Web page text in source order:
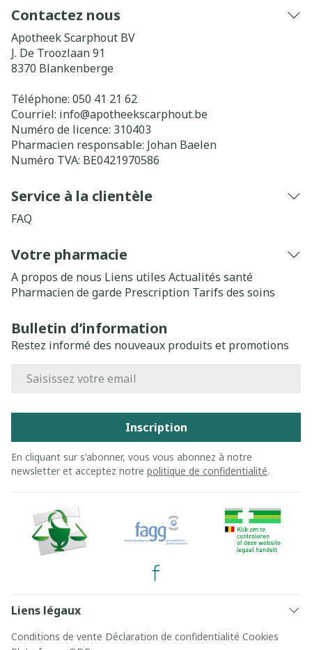
Contactez nous
Apotheek Scarphout BV
J. De Troozlaan 91
8370 Blankenberge
Téléphone: 050 41 21 62
Courriel: info@apotheekscarphout.be
Numéro de licence: 310403
Pharmacien responsable: Johan Baelen
Numéro TVA: BE0421970586
Service à la clientèle
FAQ
Votre pharmacie
A propos de nous Liens utiles Actualités santé
Pharmacien de garde Prescription Tarifs des soins
Bulletin d’information
Restez informé des nouveaux produits et promotions
Inscription
En cliquant sur s'abonner, vous vous abonnez à notre
newsletter et acceptez notre politique de confidentialité.
Liens légaux
Conditions de vente Déclaration de confidentialité Cookies